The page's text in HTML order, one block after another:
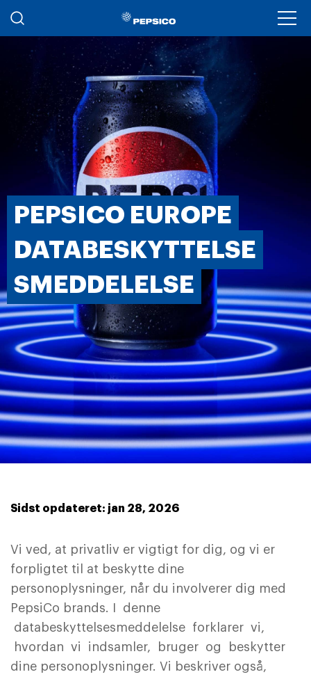
Gå til hovedindhold
PEPSICO EUROPE
DATABESKYTTELSE
SMEDDELELSE
Sidst opdateret: jan 28, 2026
Vi ved, at privatliv er vigtigt for dig, og vi er
forpligtet til at beskytte dine
personoplysninger, når du involverer dig med
PepsiCo brands. I denne
databeskyttelsesmeddelelse forklarer vi,
hvordan vi indsamler, bruger og beskytter
dine personoplysninger. Vi beskriver også,